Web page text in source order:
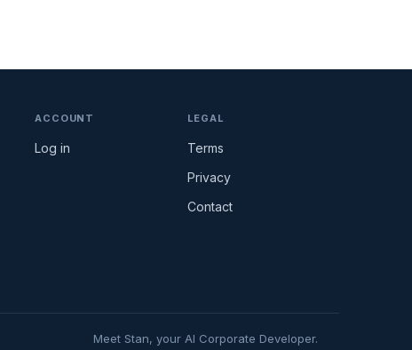
ACCOUNT
Log in
LEGAL
Terms
Privacy
Contact
Meet Stan, your AI Corporate Developer.